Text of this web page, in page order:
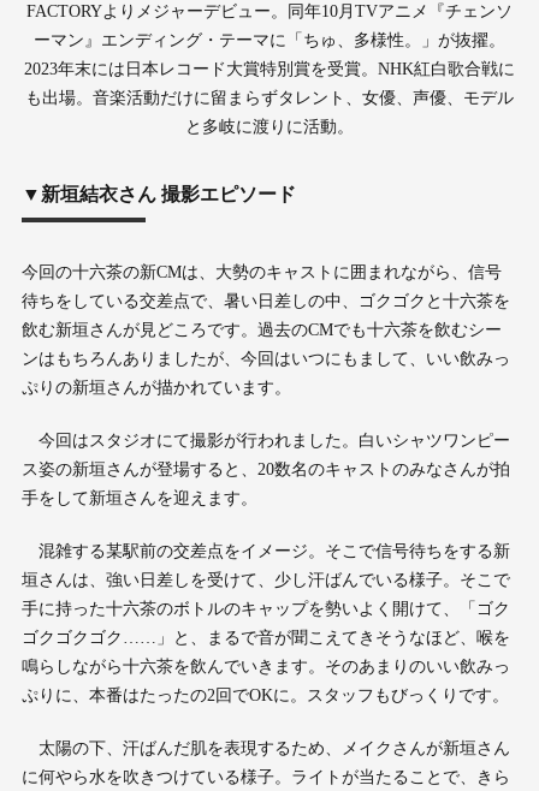
FACTORYよりメジャーデビュー。同年10月TVアニメ『チェンソ
ーマン』エンディング・テーマに「ちゅ、多様性。」が抜擢。
2023年末には日本レコード大賞特別賞を受賞。NHK紅白歌合戦に
も出場。音楽活動だけに留まらずタレント、女優、声優、モデル
と多岐に渡りに活動。
▼新垣結衣さん 撮影エピソード
今回の十六茶の新CMは、大勢のキャストに囲まれながら、信号
待ちをしている交差点で、暑い日差しの中、ゴクゴクと十六茶を
飲む新垣さんが見どころです。過去のCMでも十六茶を飲むシー
ンはもちろんありましたが、今回はいつにもまして、いい飲みっ
ぷりの新垣さんが描かれています。
今回はスタジオにて撮影が行われました。白いシャツワンピー
ス姿の新垣さんが登場すると、20数名のキャストのみなさんが拍
手をして新垣さんを迎えます。
混雑する某駅前の交差点をイメージ。そこで信号待ちをする新
垣さんは、強い日差しを受けて、少し汗ばんでいる様子。そこで
手に持った十六茶のボトルのキャップを勢いよく開けて、「ゴク
ゴクゴクゴク……」と、まるで音が聞こえてきそうなほど、喉を
鳴らしながら十六茶を飲んでいきます。そのあまりのいい飲みっ
ぷりに、本番はたったの2回でOKに。スタッフもびっくりです。
太陽の下、汗ばんだ肌を表現するため、メイクさんが新垣さん
に何やら水を吹きつけている様子。ライトが当たることで、きら